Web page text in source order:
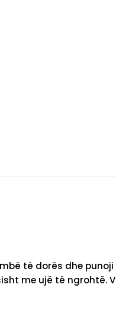
të dorës dhe
me ujë të ngrohtë.